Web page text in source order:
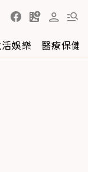
娛樂 醫療保健